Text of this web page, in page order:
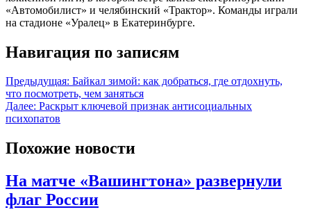
«Автомобилист» и челябинский «Трактор». Команды играли
на стадионе «Уралец» в Екатеринбурге.
Навигация по записям
Предыдущая: Байкал зимой: как добраться, где отдохнуть,
что посмотреть, чем заняться
Далее: Раскрыт ключевой признак антисоциальных
психопатов
Похожие новости
На матче «Вашингтона» развернули
флаг России